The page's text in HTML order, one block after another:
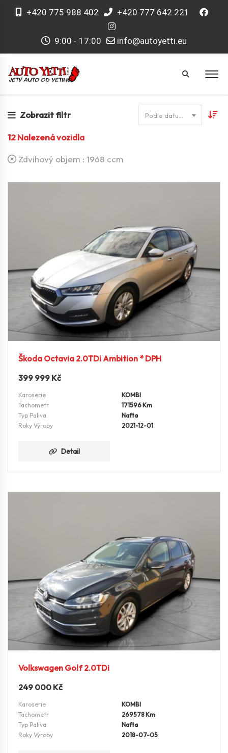
+420 775 988 402 +420 777 642 221
9:00 - 17:00 info@autoyetti.eu
Zobrazit filtr
12Nalezená vozidla
Zdvihový objem : 1968 ccm
Škoda Octavia 2.0TDi Ambition * DPH
399 999 Kč
Karoserie
KOMBI
Tachometr
171596 Km
Typ Paliva
Nafta
Roky Výroby
2021-12-01
Detail
Volkswagen Golf 2.0TDi
249 000 Kč
Karoserie
KOMBI
Tachometr
269578 Km
Typ Paliva
Nafta
Roky Výroby
2018-07-05